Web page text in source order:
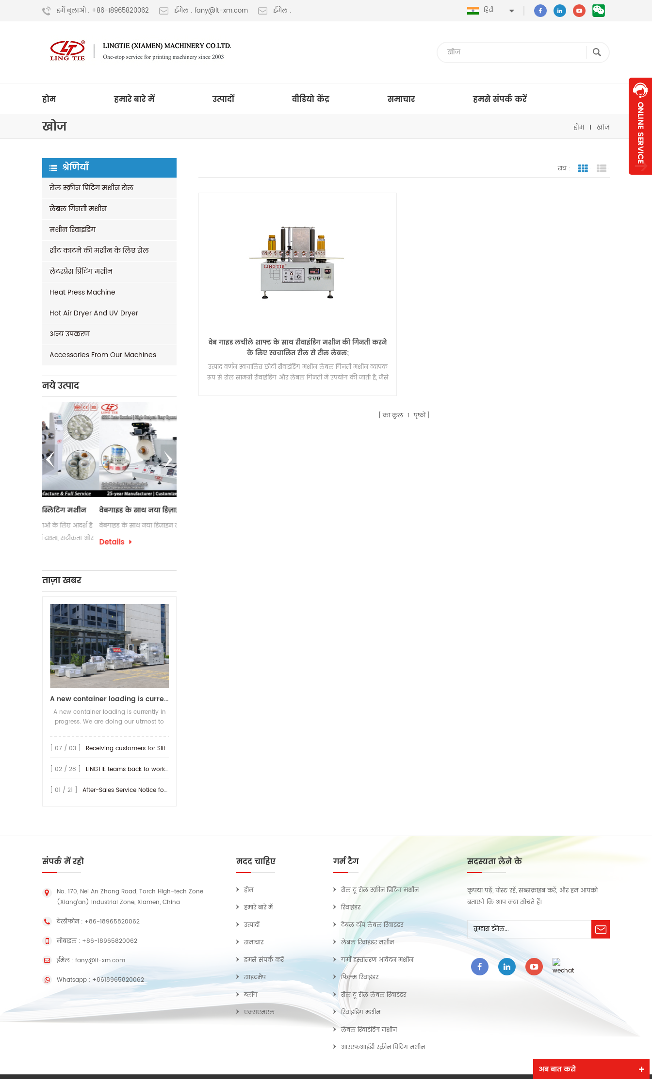
हमें बुलाओ : +86-18965820062 ईमेल : fany@lt-xm.com ईमेल : हिंदी
होम हमारे बारे में उत्पादों वीडियो केंद्र समाचार हमसे संपर्क करें
खोज होम खोज
श्रेणियाँ
रोल स्क्रीन प्रिंटिंग मशीन रोल
लेबल गिनती मशीन
मशीन रिवाइंडिंग
शीट काटने की मशीन के लिए रोल
लेटरप्रेस प्रिंटिंग मशीन
Heat Press Machine
Hot Air Dryer And UV Dryer
अन्य उपकरण
Accessories From Our Machines
नये उत्पाद
के लिए आदर्श है
सटीकता और
वेबगाइड के साथ नया डिज़ाइन लेबल काउंटर
वेबगाइड के साथ नया डिज़ाइन लेबल काउंटर
Details
ताज़ा खबर
A new container loading is currently in progress.
A new container loading is currently in
progress. We are doing our utmost to
earliest possible time.
[ 07 / 03 ] Receiving customers for Slitting machine with differential Slip Shaft
[ 02 / 28 ] LINGTIE teams back to work at Feb.25th.
[ 01 / 21 ] After-Sales Service Notice for Turkey Region
राय : जाली देखनासूची दृश्य
वेब गाइड लचीले शाफ्ट के साथ रीवाइंडिंग मशीन की गिनती करने
के लिए स्वचालित रील से रील लेबल;
उत्पाद वर्णन स्वचालित छोटी रीवाइंडिंग मशीन लेबल गिनती मशीन व्यापक
रूप से रोल सामग्री रीवाइंडिंग और लेबल गिनती में उपयोग की जाती है, जैसे
पीओपीपी) ) मुख्य समारोह: *काउंट मीटर、*काउंट पीस、*वेबगाइड
*स्टेटिक एलिमिनेशन ब्रश *डबल मोटर्स *स्प्लिस स्टेशन * विनिमेय दस्ता *
का कुल 1 पृष्ठों
संपर्क में रहो
No. 170, Nei An Zhong Road, Torch High-tech Zone
(Xiang'an) Industrial Zone, Xiamen, China
टेलीफोन : +86-18965820062
मोबाइल : +86-18965820062
ईमेल : fany@lt-xm.com
Whatsapp : +8618965820062
मदद चाहिए
होम
हमारे बारे में
उत्पादों
समाचार
हमसे संपर्क करें
साइटमैप
ब्लॉग
एक्सएमएल
गर्म टैग
रोल टू रोल स्क्रीन प्रिंटिंग मशीन
रिवाइंडर
टेबल टॉप लेबल रिवाइंडर
लेबल रिवाइंडर मशीन
गर्मी हस्तांतरण आवेदन मशीन
फिल्म रिवाइंडर
रील टू रील लेबल रिवाइंडर
रिवाइंडिंग मशीन
लेबल रिवाइंडिंग मशीन
आरएफआईडी स्क्रीन प्रिंटिंग मशीन
सदस्यता लेने के
कृपया पढ़ें, पोस्ट रहें, सब्सक्राइब करें, और हम आपको
बताएंगे कि आप क्या सोचते हैं।
अब बात करो